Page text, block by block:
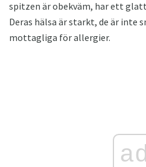
spitzen är obekväm, har ett
Deras hälsa är starkt, de är inte
mottagliga för allergier.